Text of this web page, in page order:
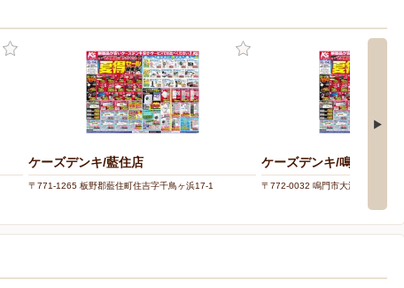
ケーズデンキ/藍住店
〒771-1265 板野郡藍住町住吉字千鳥ヶ浜17-1
ケーズデンキ/鳴門店
〒772-0032 鳴門市大津町吉永600-1